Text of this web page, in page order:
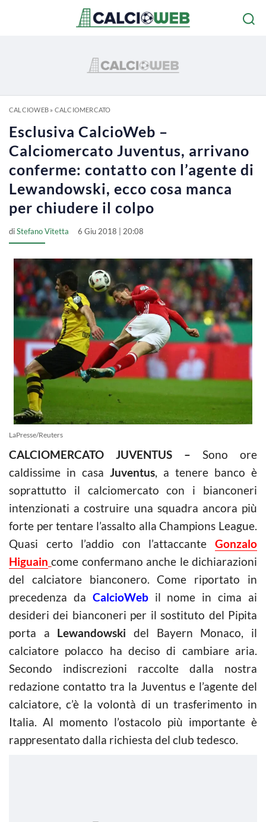
CALCIOWEB» CALCIOMERCATO
Esclusiva CalcioWeb –
Calciomercato Juventus, arrivano
conferme: contatto con l’agente di
Lewandowski, ecco cosa manca
per chiudere il colpo
diStefano Vitetta 6 Giu 2018 | 20:08
LaPresse/Reuters
CALCIOMERCATO JUVENTUS – Sono ore
caldissime in casa Juventus, a tenere banco è
soprattutto il calciomercato con i bianconeri
intenzionati a costruire una squadra ancora più
forte per tentare l’assalto alla Champions League.
Quasi certo l’addio con l’attaccante Gonzalo
Higuain come confermano anche le dichiarazioni
del calciatore bianconero. Come riportato in
precedenza da CalcioWeb il nome in cima ai
desideri dei bianconeri per il sostituto del Pipita
porta a Lewandowski del Bayern Monaco, il
calciatore polacco ha deciso di cambiare aria.
Secondo indiscrezioni raccolte dalla nostra
redazione contatto tra la Juventus e l’agente del
calciatore, c’è la volontà di un trasferimento in
Italia. Al momento l’ostacolo più importante è
rappresentato dalla richiesta del club tedesco.